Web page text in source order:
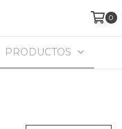
0
PRODUCTOS